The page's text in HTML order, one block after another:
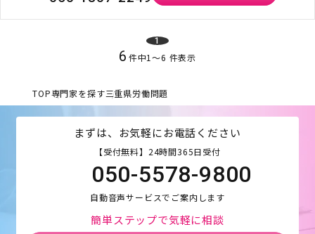
1
6 件中1〜6 件表示
TOP専門家を探す三重県労働問題
まずは、お気軽にお電話ください
【受付無料】24時間365日受付
050-5578-9800
自動音声サービスでご案内します
簡単ステップで気軽に相談